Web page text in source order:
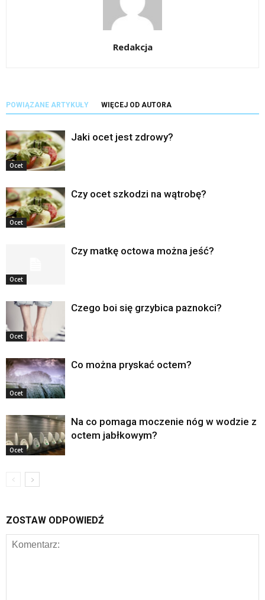
Redakcja
POWIĄZANE ARTYKUŁY WIĘCEJ OD AUTORA
Ocet
Jaki ocet jest zdrowy?
Ocet
Czy ocet szkodzi na wątrobę?
Ocet
Czy matkę octowa można jeść?
Ocet
Czego boi się grzybica paznokci?
Ocet
Co można pryskać octem?
Ocet
Na co pomaga moczenie nóg w wodzie z
octem jabłkowym?
ZOSTAW ODPOWIEDŹ